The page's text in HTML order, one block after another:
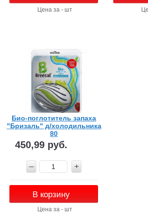
Цена за - шт
Био-поглотитель запаха
"Бризаль" д/холодильника
80
450,99 руб.
В корзину
Цена за - шт